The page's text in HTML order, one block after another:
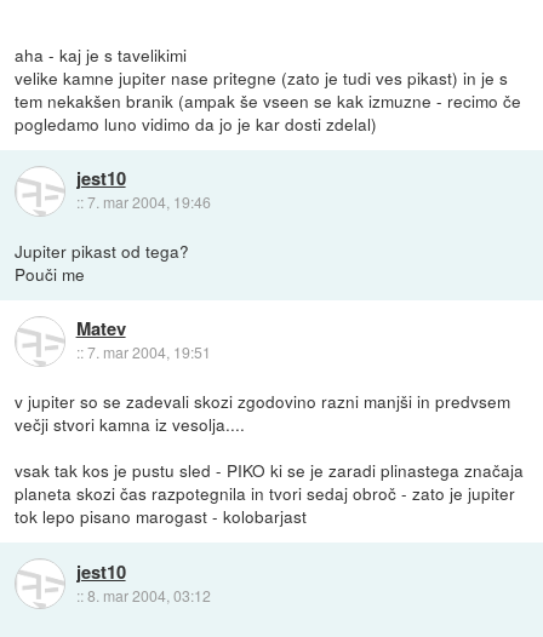
aha - kaj je s tavelikimi
velike kamne jupiter nase pritegne (zato je tudi ves pikast) in je s
tem nekakšen branik (ampak še vseen se kak izmuzne - recimo če
pogledamo luno vidimo da jo je kar dosti zdelal)
jest10
::7. mar 2004, 19:46
Jupiter pikast od tega?
Pouči me
Matev
::7. mar 2004, 19:51
v jupiter so se zadevali skozi zgodovino razni manjši in predvsem
večji stvori kamna iz vesolja....
vsak tak kos je pustu sled - PIKO ki se je zaradi plinastega značaja
planeta skozi čas razpotegnila in tvori sedaj obroč - zato je jupiter
tok lepo pisano marogast - kolobarjast
jest10
::8. mar 2004, 03:12